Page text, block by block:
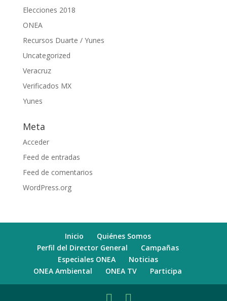
Elecciones 2018
ONEA
Recursos Duarte / Yunes
Uncategorized
Veracruz
Verificados MX
Yunes
Meta
Acceder
Feed de entradas
Feed de comentarios
WordPress.org
Inicio
Quiénes Somos
Perfil del Director General
Campañas
Especiales ONEA
Noticias
ONEA Ambiental
ONEA TV Participa